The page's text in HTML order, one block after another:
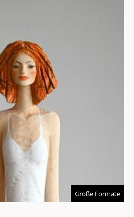
Große Formate